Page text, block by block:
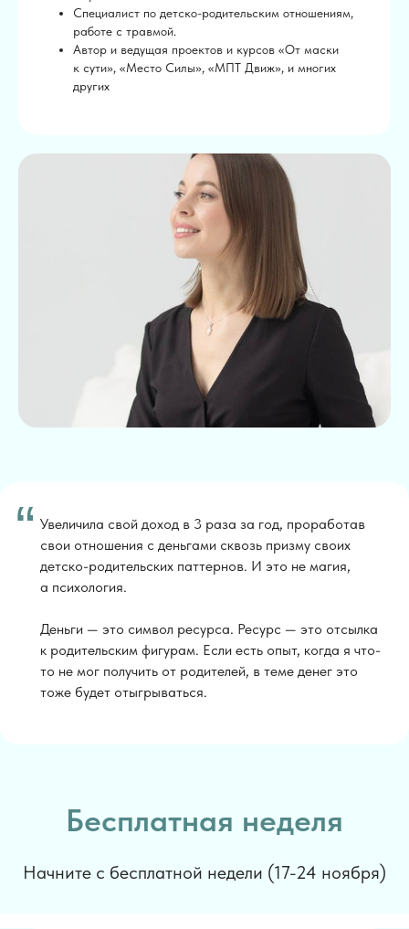
Специалист по детско-родительским отношениям,
работе с травмой.
Автор и ведущая проектов и курсов «От маски
к сути», «Место Силы», «МПТ Движ», и многих
других
“ Увеличила свой доход в 3 раза за год, проработав
свои отношения с деньгами сквозь призму своих
детско-родительских паттернов. И это не магия,
а психология.
Деньги — это символ ресурса. Ресурс — это отсылка
к родительским фигурам. Если есть опыт, когда я что-
то не мог получить от родителей, в теме денег это
тоже будет отыгрываться.
Бесплатная неделя
Начните с бесплатной недели (17-24 ноября)
Ваш вопрос
Нажимая кнопку «Задать вопрос», вы
ЗАДАТЬ ВОПРОС